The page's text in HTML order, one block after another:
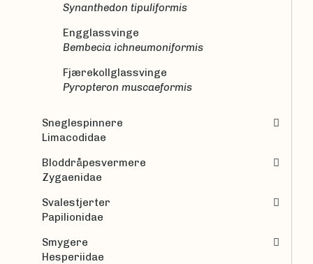
Synanthedon tipuliformis
Engglassvinge
Bembecia ichneumoniformis
Fjærekollglassvinge
Pyropteron muscaeformis
Sneglespinnere
Limacodidae
Bloddråpesvermere
Zygaenidae
Svalestjerter
Papilionidae
Smygere
Hesperiidae